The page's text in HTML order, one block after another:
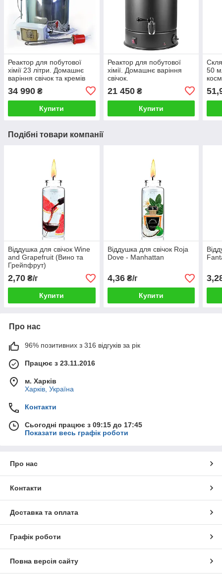
Реактор для побутової
хімії 23 літри. Домашнє
варіння свічок та кремів
34 990 ₴
Купити
Реактор для побутової
хімії. Домашнє варіння
свічок.
21 450₴
Купити
50
Подібні товари компанії
Віддушка для свічок Wine
and Grapefruit (Вино та
Грейпфрут)
2,70 ₴/г
Купити
Віддушка для свічок Roja
Dove - Manhattan
4,36₴/г
Купити
Про нас
96% позитивних з 316 відгуків за рік
Працює з 23.11.2016
м. Харків
Харків, Україна
Контакти
Сьогодні працює з 09:15 до 17:45
Показати весь графік роботи
Про нас
Контакти
Доставка та оплата
Графік роботи
Повна версія сайту